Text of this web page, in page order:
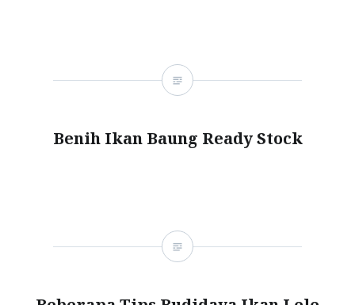
Benih Ikan Baung Ready Stock